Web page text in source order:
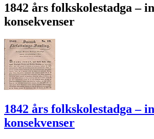
1842 års folkskolestadga –
konsekvenser
1842 års folkskolestadga –
konsekvenser